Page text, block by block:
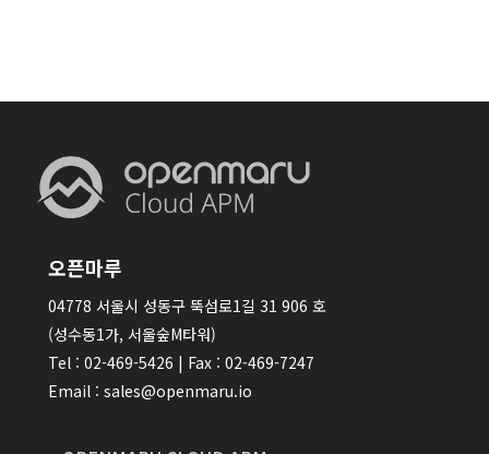
오픈마루
04778 서울시 성동구 뚝섬로1길 31 906 호
(성수동1가, 서울숲M타워)
Tel : 02-469-5426 | Fax : 02-469-7247
Email : sales@openmaru.io